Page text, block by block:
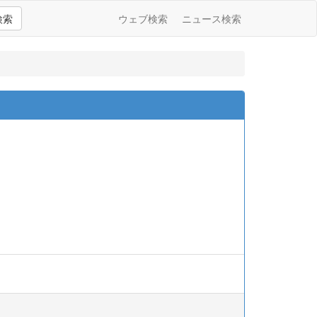
索 ウェブ検索 ニュース検索